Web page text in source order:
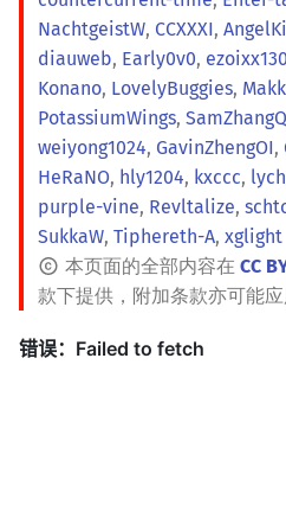
NachtgeistW, CCXXXI,
diauweb, Early0v0, ezoixx130
Konano, LovelyBuggies,
PotassiumWings,
weiyong1024, GavinZhengOI,
HeRaNO, hly1204, kxccc,
purple-vine, Revltalize,
SukkaW, Tiphereth-A, xglight
本页面的全部内容在 CC
款下提供，附加条款亦可能应